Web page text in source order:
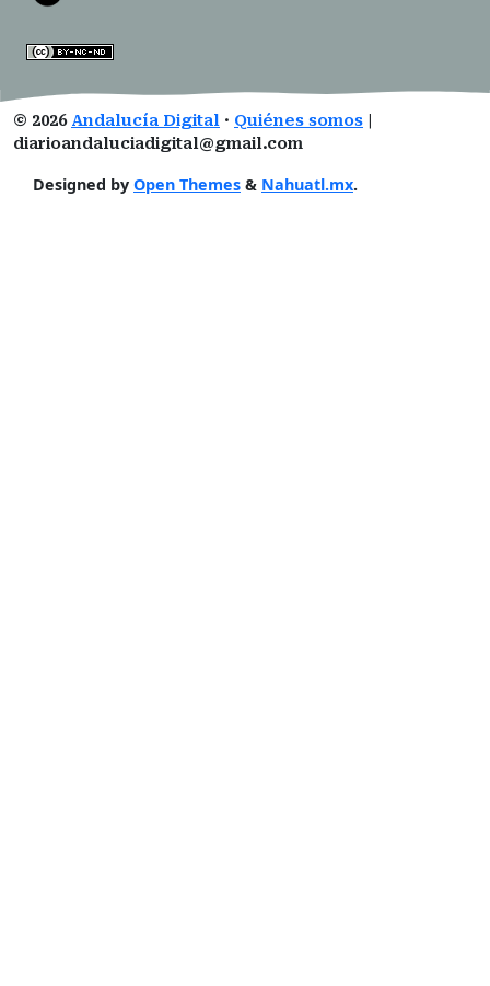
© 2026 Andalucía Digital · Quiénes somos
diarioandaluciadigital@gmail.com
Designed by Open Themes & Nahuatl.mx.